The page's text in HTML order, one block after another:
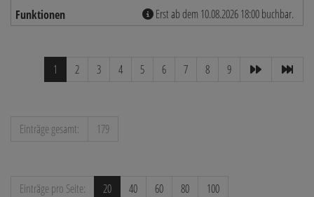
Erst ab dem 10.08.2026 18:00 buchbar.
1 2 3 4 5 6 7 8 9
Einträge gesamt: 179
Einträge pro Seite: 20 40 60 80 100